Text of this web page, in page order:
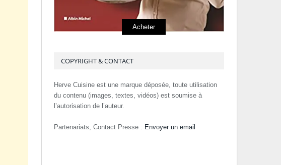
Acheter
COPYRIGHT & CONTACT
Herve Cuisine est une marque déposée, toute utilisation
du contenu (images, textes, vidéos) est soumise à
l’autorisation de l’auteur.
Partenariats, Contact Presse : Envoyer un email